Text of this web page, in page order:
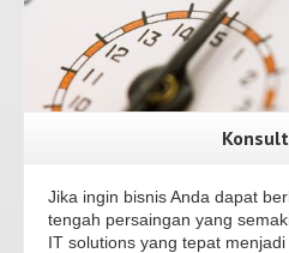
Jika ingin bisnis Anda dapat
tengah persaingan yang
IT solutions yang tepat